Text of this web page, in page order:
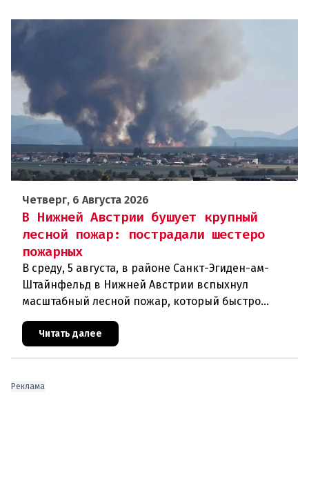
Четверг, 6 Августа 2026
В Нижней Австрии бушует крупный
лесной пожар: пострадали шестеро
пожарных
В среду, 5 августа, в районе Санкт-Эгиден-ам-
Штайнфельд в Нижней Австрии вспыхнул
масштабный лесной пожар, который быстро
В ходе тушения пострадали шесте
Читать далее
Реклама